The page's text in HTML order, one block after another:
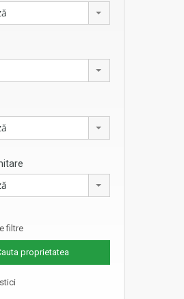
filtre